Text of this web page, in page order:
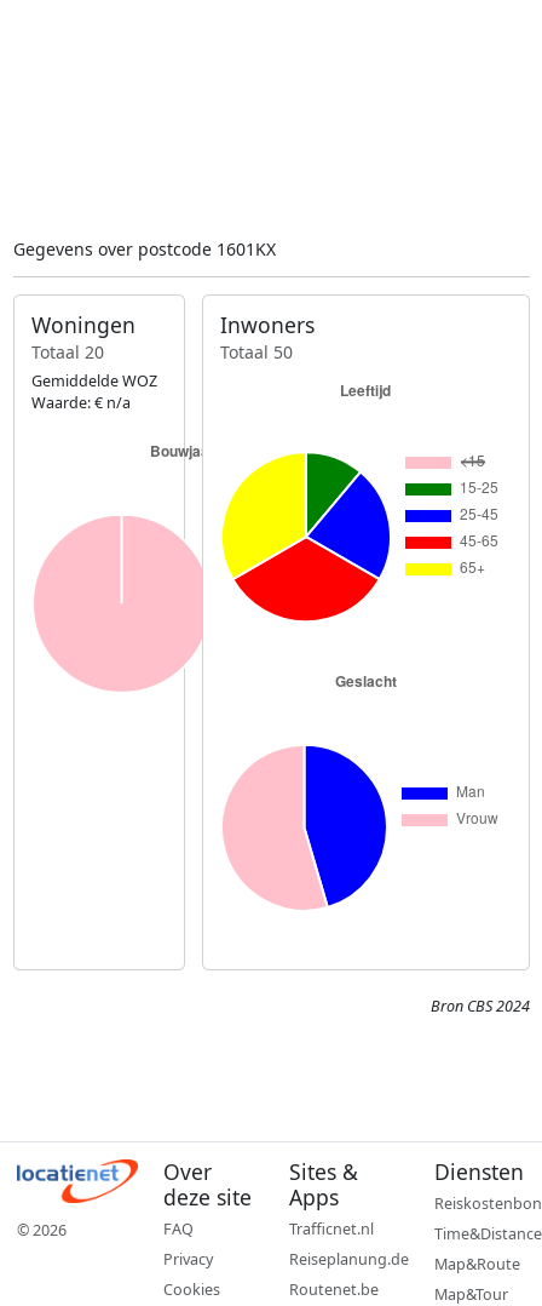
Gegevens over postcode 1601KX
Woningen
Totaal 20
Gemiddelde WOZ
Waarde: € n/a
Inwoners
Totaal 50
Bron CBS 2024
© 2026
Over
deze site
FAQ
Privacy
Cookies
Sites &
Apps
Trafficnet.nl
Reiseplanung.de
Routenet.be
Diensten
Reiskostenbon
Time&Distance
Map&Route
Map&Tour